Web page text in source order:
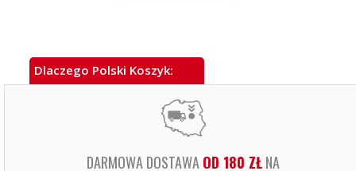
Dlaczego Polski Koszyk:
DARMOWA DOSTAWAOD 180 ZŁNA